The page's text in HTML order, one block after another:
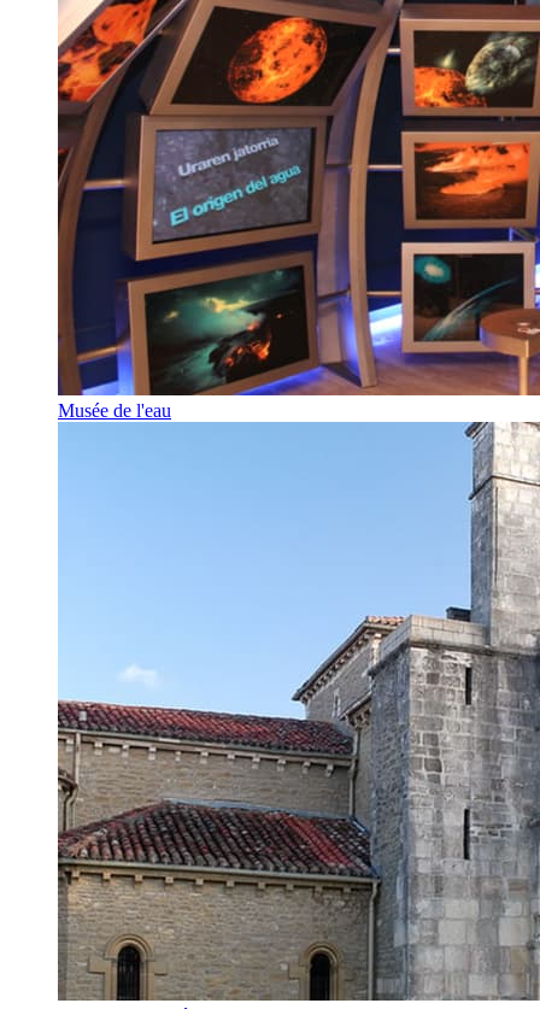
Musée de l'eau